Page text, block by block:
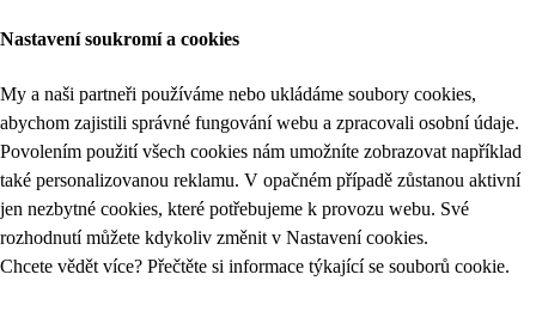
Nastavení soukromí a cookies
My a naši partneři používáme nebo ukládáme soubory cookies,
abychom zajistili správné fungování webu a zpracovali osobní údaje.
Povolením použití všech cookies nám umožníte zobrazovat například
také personalizovanou reklamu. V opačném případě zůstanou aktivní
jen nezbytné cookies, které potřebujeme k provozu webu. Své
rozhodnutí můžete kdykoliv změnit v Nastavení cookies.
Chcete vědět více? Přečtěte si informace týkající se souborů cookie.